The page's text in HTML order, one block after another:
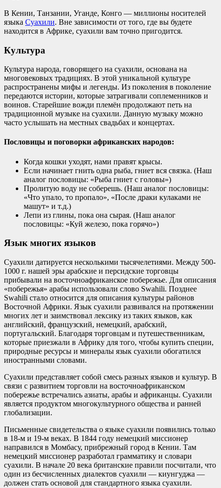
В Кении, Танзании, Уганде, Конго — миллионы носителей
языка Суахили. Вне зависимости от того, где вы будете
находится в Африке, суахили вам точно пригодится.
Культура
Культура народа, говорящего на суахили, основана на
многовековых традициях. В этой уникальной культуре
распространены мифы и легенды. Из поколения в поколение
передаются истории, которые затрагивали соплеменников и
воинов. Старейшие вожди племён продолжают петь на
традиционной музыке на суахили. Данную музыку можно
часто услышать на местных свадьбах и концертах.
Пословицы и поговорки африканских народов:
Когда кошки уходят, нами правят крысы.
Если начинает гнить одна рыба, гниет вся связка. (Наш
аналог пословицы: «Рыба гниет с головы»)
Пролитую воду не соберешь. (Наш аналог пословицы:
«Что упало, то пропало», «После драки кулаками не
машут» и т.д.)
Лепи из глины, пока она сырая. (Наш аналог
пословицы: «Куй железо, пока горячо»)
Язык многих языков
Суахили датируется несколькими тысячелетиями. Между 500-
1000 г. нашей эры арабские и персидские торговцы
прибывали на восточноафриканское побережье. Для описания
«побережья» арабы использовали слово Swahili. Позднее
Swahili стало относится для описания культуры районов
Восточной Африки. Язык суахили развивался на протяжении
многих лет и заимствовал лексику из таких языков, как
английский, французский, немецкий, арабский,
португальский. Благодаря торговцам и путешественникам,
которые приезжали в Африку для того, чтобы купить специи,
природные ресурсы и минералы язык суахили обогатился
иностранными словами.
Cуахили представляет собой смесь разных языков и культур. В
связи с развитием торговли на восточноафриканском
побережье встречались азиаты, арабы и африканцы. Суахили
является продуктом многокультурного общества и ранней
глобализации.
Письменные свидетельства о языке суахили появились только
в 18-м и 19-м веках. В 1844 году немецкий миссионер
направился в Момбасу, прибрежный город в Кении. Там
немецкий миссионер разработал грамматику и словари
суахили. В начале 20 века британские правили посчитали, что
один из бесчисленных диалектов суахили — киунгуджа —
должен стать основой для стандартного языка суахили.